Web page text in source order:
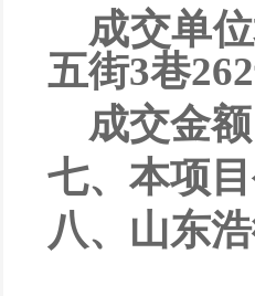
成交单
五街3巷
成交金
七、本项
八、山东